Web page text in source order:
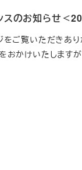
スのお知らせ＜
をご覧いただきあ
おかけいたします